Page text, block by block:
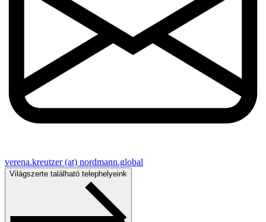
verena.kreutzer (at) nordmann.global
Világszerte található telephelyeink